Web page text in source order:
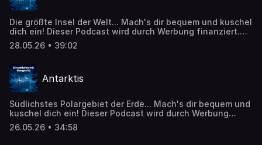
mithilfe künstlicher Intelligenz erstellt oder bearbeitet. CC
sa/4.0/)
Die größte Insel der Welt... Mach's dir bequem und kuschel
dich ein! Dieser Podcast wird durch Werbung finanziert.
Weitere Podcasts, Infos und Angebote unserer
Werbepartner: https://linktr.ee/EinschlafenMitPodcast Die
https://de.wikipedia.org/wiki/Grönland Inhalte wurden
mithilfe künstlicher Intelligenz erstellt oder bearbeitet. CC
BY-SA 4.0 (https://creativecommons.org/licenses/by-
28.05.26 • 39:02
Antarktis
Südlichstes Polargebiet der Erde... Mach's dir bequem und
kuschel dich ein! Dieser Podcast wird durch Werbung
finanziert. Weitere Podcasts, Infos und Angebote unserer
Werbepartner: https://linktr.ee/EinschlafenMitPodcast Die
26.05.26 • 34:58